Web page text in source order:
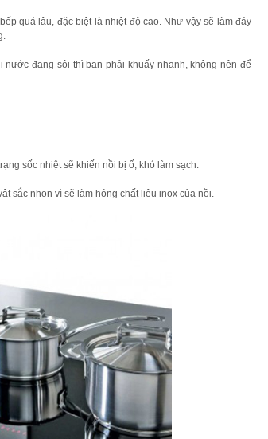
quá lâu, đặc biệt là nhiệt độ cao. Như vậy sẽ làm đáy
đang sôi thì bạn phải khuấy nhanh, không nên để
sốc nhiệt sẽ khiến nồi bị ố, khó làm sạch.
sắc nhọn vì sẽ làm hỏng chất liệu inox của nồi.